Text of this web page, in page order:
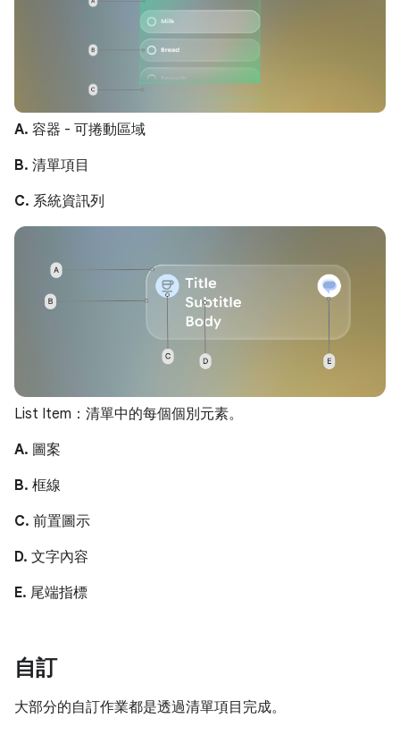
A. 容器 - 可捲動區域
B. 清單項目
C. 系統資訊列
List Item：清單中的每個個別元素。
A. 圖案
B. 框線
C. 前置圖示
D. 文字內容
E. 尾端指標
自訂
大部分的自訂作業都是透過清單項目完成。